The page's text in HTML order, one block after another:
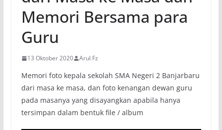
Memori Bersama para
Guru
13 Oktober 2020 Arul Fz
Memori foto kepala sekolah SMA Negeri 2 Banjarbaru
dari masa ke masa, dan foto kenangan dewan guru
pada masanya yang disayangkan apabila hanya
tersimpan dalam bentuk file / album